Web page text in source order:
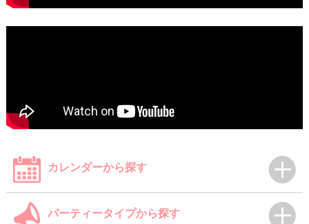
カレンダーから探す
パーティータイプから探す